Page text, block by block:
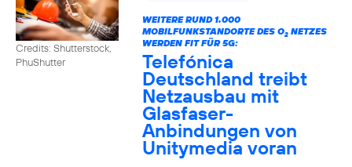
Credits: Shutterstock,
PhuShutter
WEITERE RUND 1.000
MOBILFUNKSTANDORTE DES O2NETZES
WERDEN FIT FÜR 5G:
Telefónica
Deutschland treibt
Netzausbau mit
Glasfaser-
Anbindungen von
Unitymedia voran